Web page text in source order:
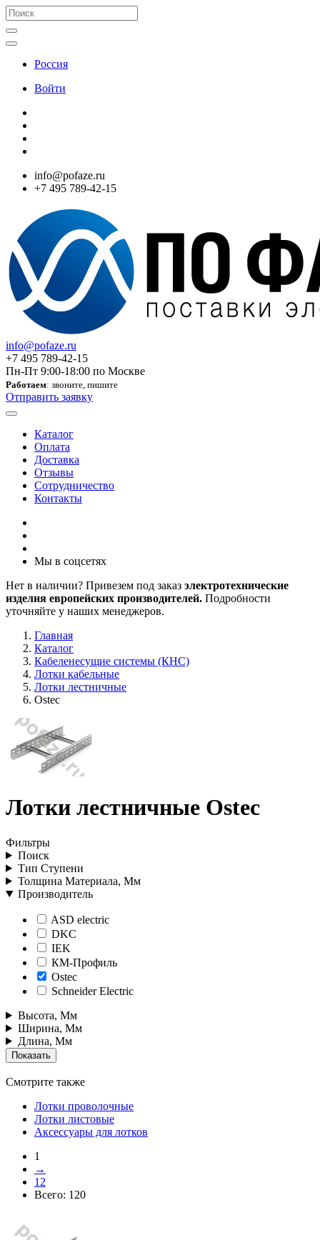
Россия
Войти
info@pofaze.ru
+7 495 789-42-15
info@pofaze.ru
+7 495 789-42-15
Пн-Пт 9:00-18:00 по Москве
Работаем: звоните, пишите
Отправить заявку
Каталог
Оплата
Доставка
Отзывы
Сотрудничество
Контакты
Мы в соцсетях
Нет в наличии? Привезем под заказ электротехнические
изделия европейских производителей. Подробности
уточняйте у наших менеджеров.
Главная
Каталог
Кабеленесущие системы (КНС)
Лотки кабельные
Лотки лестничные
Ostec
Лотки лестничные Ostec
Фильтры
Поиск
Тип Ступени
Толщина Материала, Мм
Производитель
ASD electric
DKC
IEK
КМ-Профиль
Ostec
Schneider Electric
Высота, Мм
Ширина, Мм
Длина, Мм
Смотрите также
Лотки проволочные
Лотки листовые
Аксессуары для лотков
1
→
12
Всего: 120